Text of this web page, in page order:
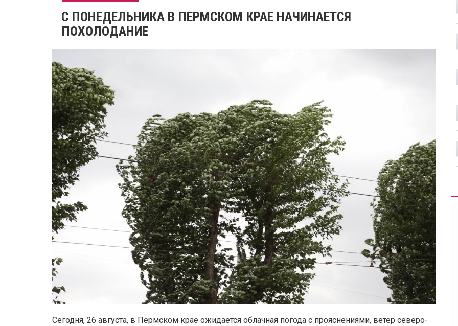
С ПОНЕДЕЛЬНИКА В ПЕРМСКОМ КРАЕ НАЧИНАЕТСЯ
ПОХОЛОДАНИЕ
Сегодня, 26 августа, в Пермском крае ожидается облачная погода с прояснениями, ветер северо-